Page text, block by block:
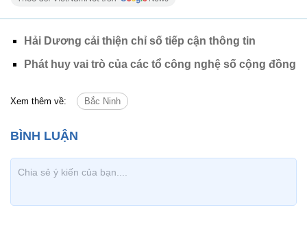
Hải Dương cải thiện chỉ số tiếp cận thông tin
Phát huy vai trò của các tổ công nghệ số cộng đồng
Xem thêm về: Bắc Ninh